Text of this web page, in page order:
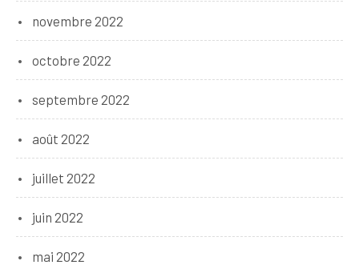
novembre 2022
octobre 2022
septembre 2022
août 2022
juillet 2022
juin 2022
mai 2022